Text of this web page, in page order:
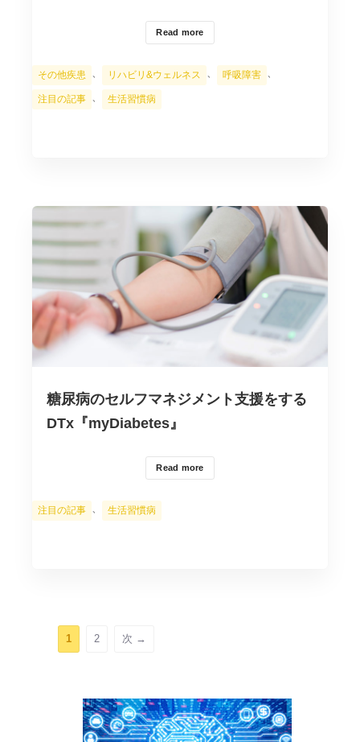
Read more
カ
テ
ゴ
その他疾患 、 リハビリ&ウェルネス 、 呼吸障害 、
注目の記事 、 生活習慣病
糖尿病のセルフマネジメント支援をする
DTx『myDiabetes』
Read more
カ
テ
注目の記事 生活習慣病
ペ1
ペ
2 次 →